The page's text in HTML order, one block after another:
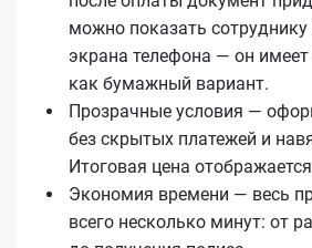
можно показать
экрана телефона — он
как бумажный вариант.
Прозрачные условия —
без скрытых платежей и
Итоговая цена
Экономия времени — весь
всего несколько минут: от